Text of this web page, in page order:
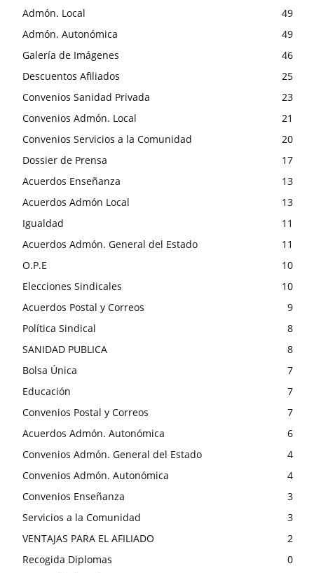
Admón. Local
49
Admón. Autonómica
49
Galería de Imágenes
46
Descuentos Afiliados
25
Convenios Sanidad Privada
23
Convenios Admón. Local
21
Convenios Servicios a la Comunidad
20
Dossier de Prensa
17
Acuerdos Enseñanza
13
Acuerdos Admón Local
13
Igualdad
11
Acuerdos Admón. General del Estado
11
O.P.E
10
Elecciones Sindicales
10
Acuerdos Postal y Correos
9
Política Sindical
8
SANIDAD PUBLICA
8
Bolsa Única
7
Educación
7
Convenios Postal y Correos
7
Acuerdos Admón. Autonómica
6
Convenios Admón. General del Estado
4
Convenios Admón. Autonómica
4
Convenios Enseñanza
3
Servicios a la Comunidad
3
VENTAJAS PARA EL AFILIADO
2
Recogida Diplomas
0